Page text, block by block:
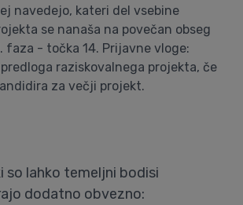
navedejo, kateri del vsebine
se nanaša na povečan obseg
faza - točka 14. Prijavne vloge:
raziskovalnega projekta, če
za večji projekt.
so lahko temeljni bodisi
dodatno obvezno: